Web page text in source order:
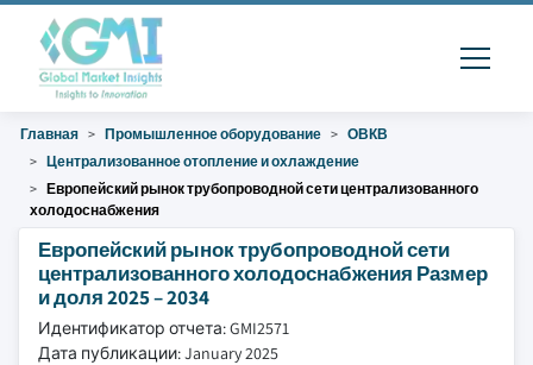
Главная Промышленное оборудование
ОВКВ
Централизованное отопление и охлаждение
Европейский рынок трубопроводной сети централизованного
холодоснабжения
Европейский рынок трубопроводной сети
централизованного холодоснабжения Размер
и доля 2025 – 2034
Идентификатор отчета: GMI2571
Дата публикации: January 2025